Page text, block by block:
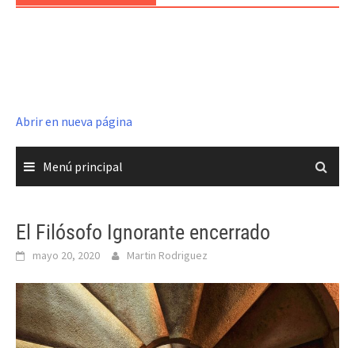
Abrir en nueva página
Menú principal
El Filósofo Ignorante encerrado
mayo 20, 2020 Martin Rodriguez